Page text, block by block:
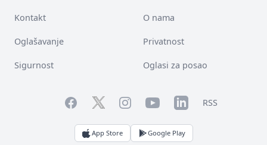
Kontakt O nama
Oglašavanje Privatnost
Sigurnost Oglasi za posao
FacebookTwitterInstagramYouTubeLinkedInRSS
App Store Google Play